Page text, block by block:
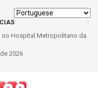
no Hospital Metropolitano da
dos trabalhadores
2026